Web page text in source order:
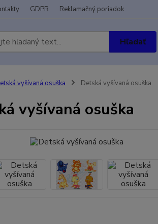
GDPR Reklamačný poriadok
Hľadať
vyšívaná osuška Detská vyšívaná osuška
vyšívaná osuška